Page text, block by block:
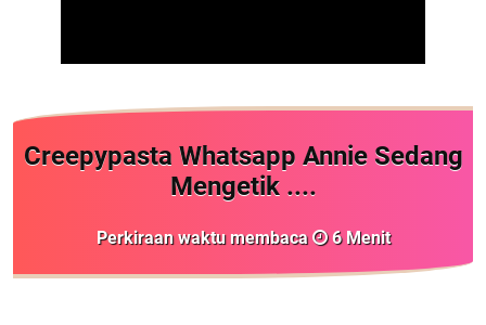
Creepypasta Whatsapp Annie Sedang
Mengetik ....
Perkiraan waktu membaca 6Menit